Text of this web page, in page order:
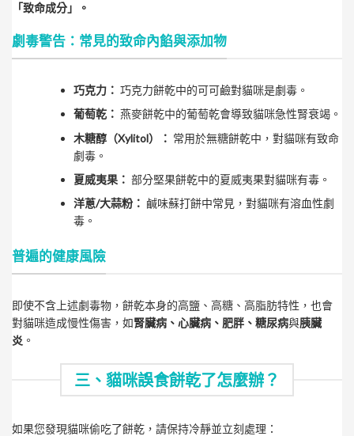
「致命成分」。
劇毒警告：常見的致命內餡與添加物
巧克力： 巧克力餅乾中的可可鹼對貓咪是劇毒。
葡萄乾： 燕麥餅乾中的葡萄乾會導致貓咪急性腎衰竭。
木糖醇（Xylitol）： 常用於無糖餅乾中，對貓咪有致命
劇毒。
夏威夷果： 部分堅果餅乾中的夏威夷果對貓咪有毒。
洋蔥/大蒜粉： 鹹味蘇打餅中常見，對貓咪有溶血性劇
毒。
普遍的健康風險
即使不含上述劇毒物，餅乾本身的高鹽、高糖、高脂肪特性，也會
對貓咪造成慢性傷害，如腎臟病、心臟病、肥胖、糖尿病與胰臟
炎 。
三、貓咪誤食餅乾了怎麼辦？
如果您發現貓咪偷吃了餅乾，請保持冷靜並立刻處理：